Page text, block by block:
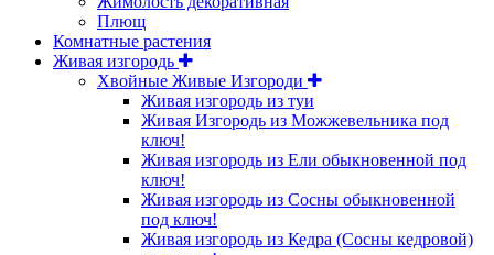
Плющ
Комнатные растения
Живая изгородь
Хвойные Живые Изгороди
Живая изгородь из туи
Живая Изгородь из Можжевельника под
ключ!
Живая изгородь из Ели обыкновенной под
ключ!
Живая изгородь из Сосны обыкновенной
под ключ!
Живая изгородь из Кедра (Сосны кедровой)